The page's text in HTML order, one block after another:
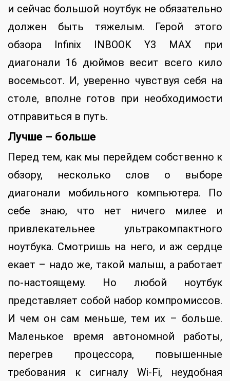
и сейчас большой ноутбук не обязательно
должен быть тяжелым. Герой этого
обзора Infinix INBOOK Y3 MAX при
диагонали 16 дюймов весит всего кило
восемьсот. И, уверенно чувствуя себя на
столе, вполне готов при необходимости
отправиться в путь.
Лучше – больше
Перед тем, как мы перейдем собственно к
обзору, несколько слов о выборе
диагонали мобильного компьютера. По
себе знаю, что нет ничего милее и
привлекательнее ультракомпактного
ноутбука. Смотришь на него, и аж сердце
екает – надо же, такой малыш, а работает
по-настоящему. Но любой ноутбук
представляет собой набор компромиссов.
И чем он сам меньше, тем их – больше.
Маленькое время автономной работы,
перегрев процессора, повышенные
требования к сигналу Wi-Fi, неудобная